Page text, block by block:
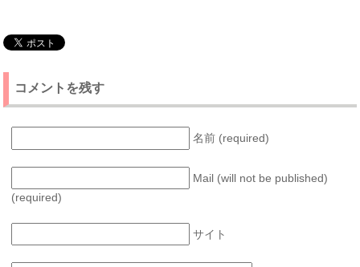
コメントを残す
名前 (required)
Mail (will not be published)
(required)
サイト